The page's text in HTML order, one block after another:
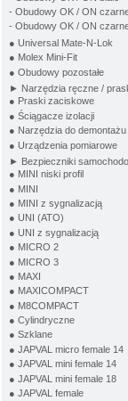
- Obudowy OK / ON
- Obudowy OK / ON
● Universal Mate-N-Lok
● Molex Mini-Fit
● Obudowy pozostałe
► Narzędzia ręczne /
● Praski zaciskowe
● Ściągacze izolacji
● Narzędzia do demontażu
● Urządzenia pomiarowe
► Bezpieczniki
● MINI niski profil
● MINI
● MINI z sygnalizacją
● UNI (ATO)
● UNI z sygnalizacją
● MICRO 2
● MICRO 3
● MAXI
● MAXICOMPACT
● M8COMPACT
● Cylindryczne
● Szklane
● JAPVAL micro female 14
● JAPVAL mini female 14
● JAPVAL mini female 18
● JAPVAL female